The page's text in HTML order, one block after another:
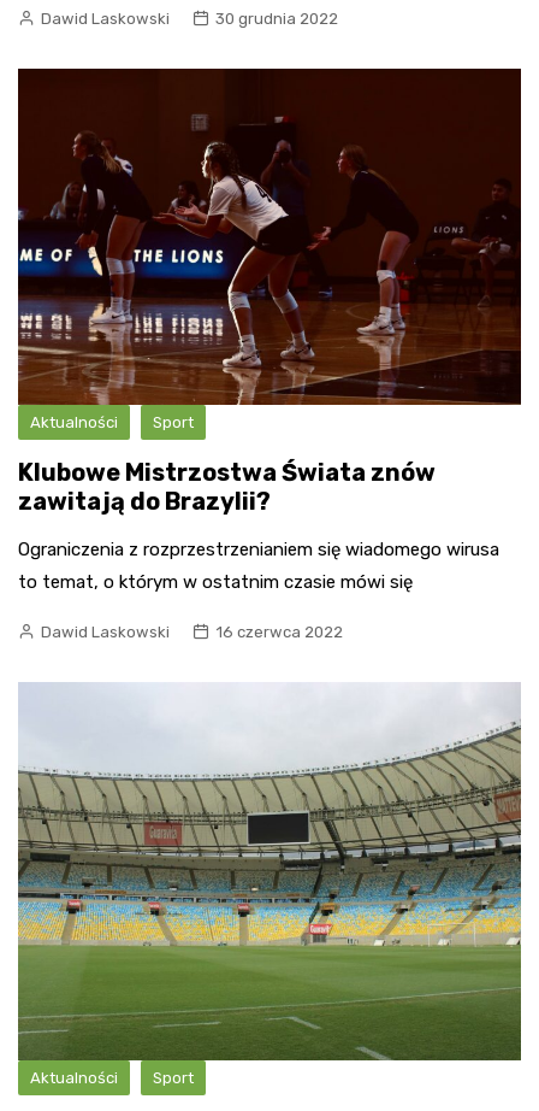
Dawid Laskowski 30 grudnia 2022
Aktualności Sport
Klubowe Mistrzostwa Świata znów
zawitają do Brazylii?
Ograniczenia z rozprzestrzenianiem się wiadomego wirusa
to temat, o którym w ostatnim czasie mówi się
Dawid Laskowski 16 czerwca 2022
Aktualności Sport